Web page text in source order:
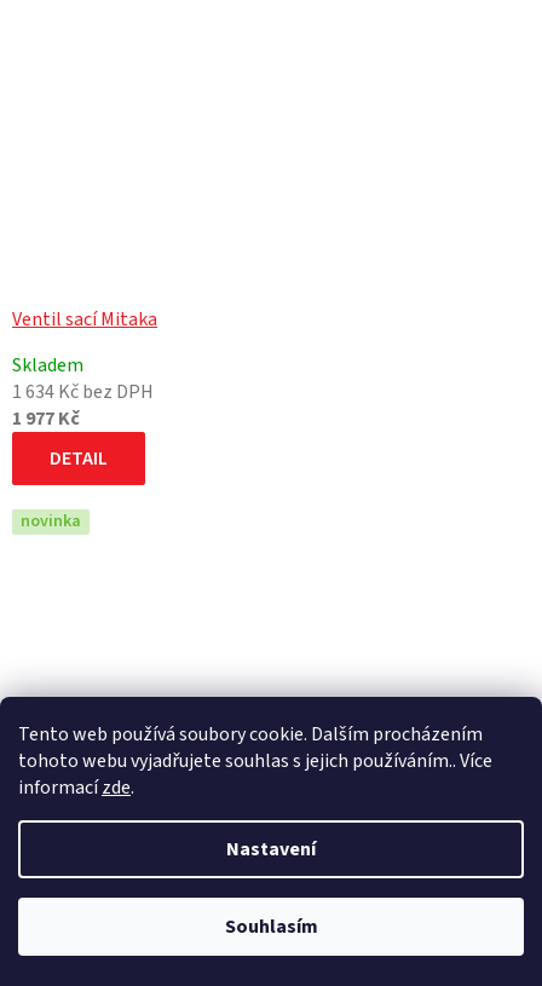
Tento web používá soubory cookie. Dalším procházením
tohoto webu vyjadřujete souhlas s jejich používáním.. Více
informacízde.
Nastavení
Souhlasím
Ventil sací Mitaka
Skladem
1 634 Kč bez DPH
1 977 Kč
DETAIL
novinka
Kini Red Bull EXC 1.0 bunda modrá/bílá
4 785 Kč bez DPH